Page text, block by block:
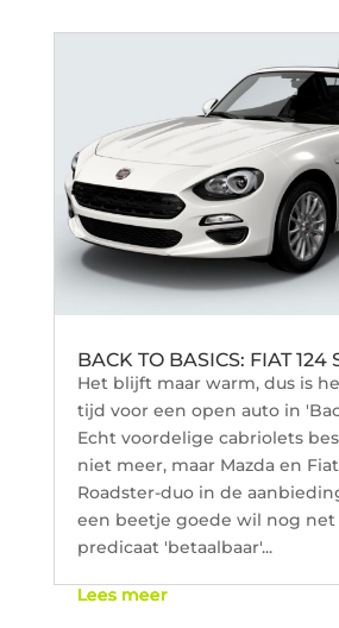
Lees meer
Lees meer
Lees meer
Lees meer
BACK TO BASICS: FIAT 124
Het blijft maar warm, dus is
tijd voor een open auto in
Echt voordelige cabriolets
niet meer, maar Mazda en
Roadster-duo in de
een beetje goede wil nog
predicaat 'betaalbaar'...
Lees meer